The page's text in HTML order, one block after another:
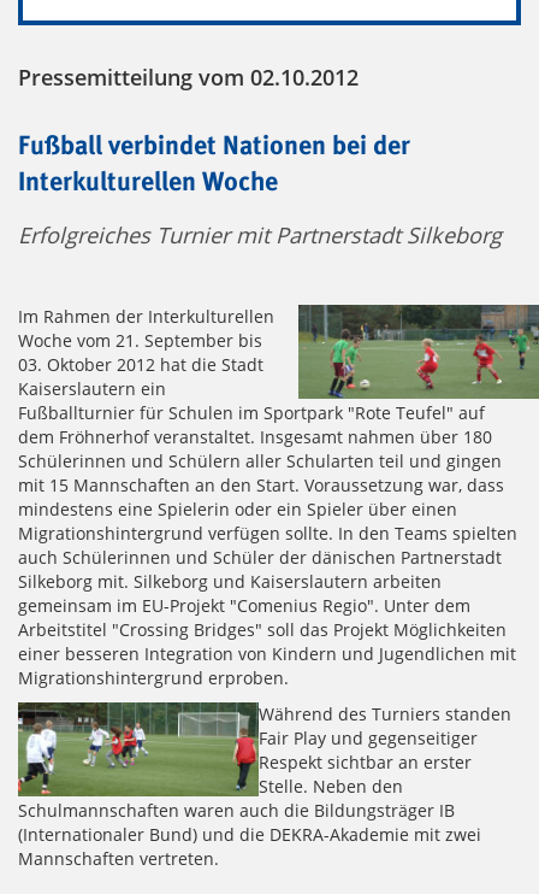
Pressemitteilung vom 02.10.2012
Fußball verbindet Nationen bei der
Interkulturellen Woche
Erfolgreiches Turnier mit Partnerstadt Silkeborg
Im Rahmen der Interkulturellen
Woche vom 21. September bis
03. Oktober 2012 hat die Stadt
Kaiserslautern ein
Fußballturnier für Schulen im Sportpark "Rote Teufel" auf
dem Fröhnerhof veranstaltet. Insgesamt nahmen über 180
Schülerinnen und Schülern aller Schularten teil und gingen
mit 15 Mannschaften an den Start. Voraussetzung war, dass
mindestens eine Spielerin oder ein Spieler über einen
Migrationshintergrund verfügen sollte. In den Teams spielten
auch Schülerinnen und Schüler der dänischen Partnerstadt
Silkeborg mit. Silkeborg und Kaiserslautern arbeiten
gemeinsam im EU-Projekt "Comenius Regio". Unter dem
Arbeitstitel "Crossing Bridges" soll das Projekt Möglichkeiten
einer besseren Integration von Kindern und Jugendlichen mit
Migrationshintergrund erproben.
Während des Turniers standen
Fair Play und gegenseitiger
Respekt sichtbar an erster
Stelle. Neben den
Schulmannschaften waren auch die Bildungsträger IB
(Internationaler Bund) und die DEKRA-Akademie mit zwei
Mannschaften vertreten.